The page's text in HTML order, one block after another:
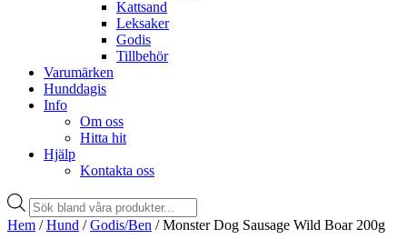
Kattsand
Leksaker
Godis
Tillbehör
Varumärken
Hunddagis
Info
Om oss
Hitta hit
Hjälp
Kontakta oss
Products
search
Hem /Hund /Godis/Ben / Monster Dog Sausage Wild Boar 200g